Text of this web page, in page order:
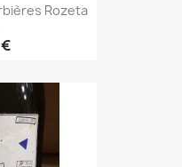
Rozeta